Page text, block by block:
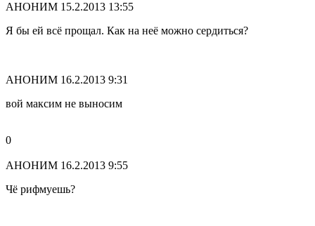
АНОНИМ 15.2.2013 13:55
Я бы ей всё прощал. Как на неё можно сердиться?
АНОНИМ 16.2.2013 9:31
вой максим не выносим
0
АНОНИМ 16.2.2013 9:55
Чё рифмуешь?